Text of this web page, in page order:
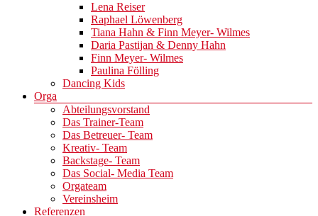
Lena Reiser
Raphael Löwenberg
Tiana Hahn & Finn Meyer- Wilmes
Daria Pastijan & Denny Hahn
Finn Meyer- Wilmes
Paulina Fölling
Dancing Kids
Orga
Abteilungsvorstand
Das Trainer-Team
Das Betreuer- Team
Kreativ- Team
Backstage- Team
Das Social- Media Team
Orgateam
Vereinsheim
Referenzen